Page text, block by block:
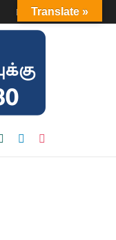
Login
Translate »